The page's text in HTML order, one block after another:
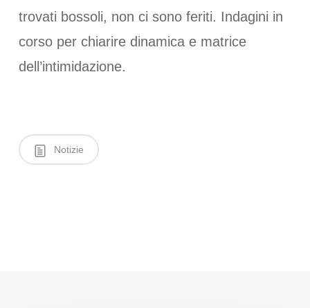
trovati bossoli, non ci sono feriti. Indagini in
corso per chiarire dinamica e matrice
dell’intimidazione.
Notizie